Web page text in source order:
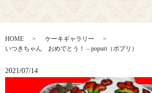
HOME
ケーキギャラリー
いつきちゃん おめでとう！ – popuri（ポプリ）
2021/07/14